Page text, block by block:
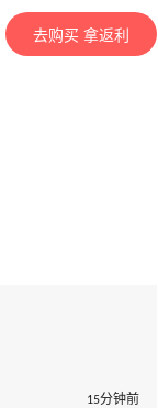
去购买 拿返利
15分钟前